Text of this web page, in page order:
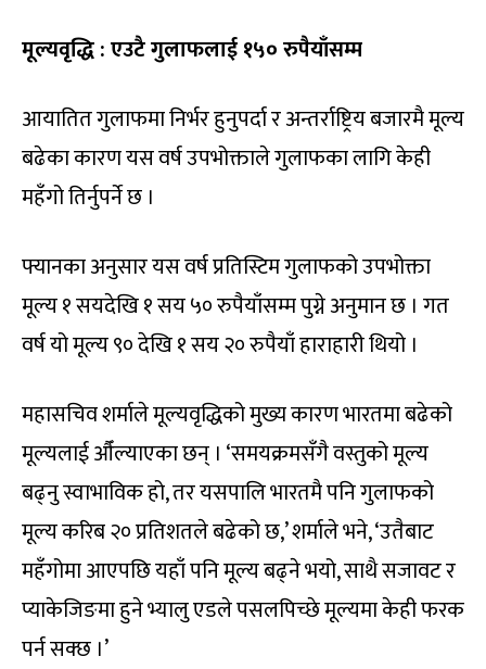
मूल्यवृद्धि : एउटै गुलाफलाई १५० रुपैयाँसम्म
आयातित गुलाफमा निर्भर हुनुपर्दा र अन्तर्राष्ट्रिय बजारमै मूल्य
बढेका कारण यस वर्ष उपभोक्ताले गुलाफका लागि केही
महँगो तिर्नुपर्ने छ ।
फ्यानका अनुसार यस वर्ष प्रतिस्टिम गुलाफको उपभोक्ता
मूल्य १ सयदेखि १ सय ५० रुपैयाँसम्म पुग्ने अनुमान छ । गत
वर्ष यो मूल्य ९० देखि १ सय २० रुपैयाँ हाराहारी थियो ।
महासचिव शर्माले मूल्यवृद्धिको मुख्य कारण भारतमा बढेको
मूल्यलाई औँल्याएका छन् । ‘समयक्रमसँगै वस्तुको मूल्य
बढ्नु स्वाभाविक हो, तर यसपालि भारतमै पनि गुलाफको
मूल्य करिब २० प्रतिशतले बढेको छ,’ शर्माले भने, ‘उतैबाट
महँगोमा आएपछि यहाँ पनि मूल्य बढ्ने भयो, साथै सजावट र
प्याकेजिङमा हुने भ्यालु एडले पसलपिच्छे मूल्यमा केही फरक
पर्न सक्छ ।’